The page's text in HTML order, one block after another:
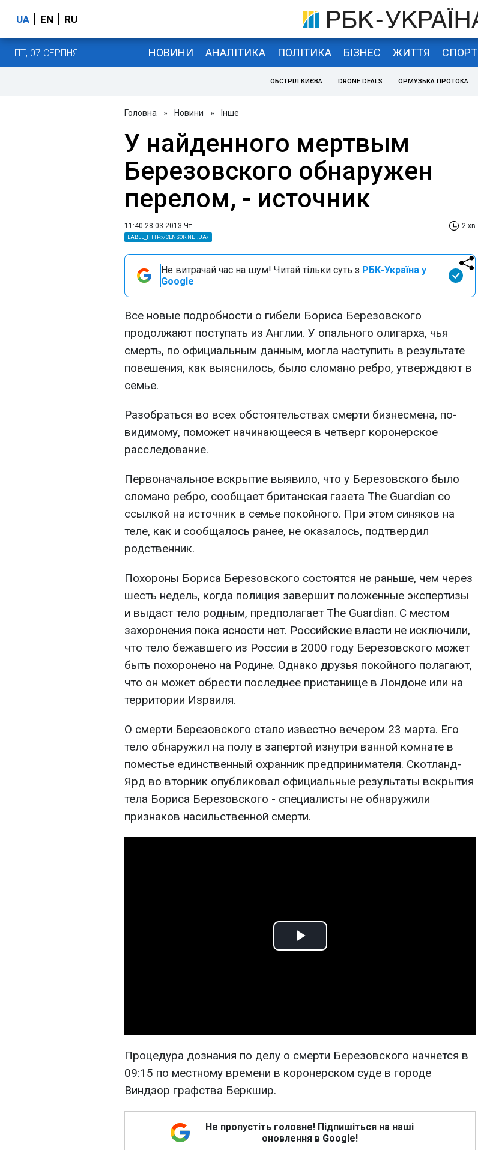
UA EN RU
ПТ, 07 СЕРПНЯ НОВИНИ АНАЛІТИКА ПОЛІТИКА БІЗНЕС ЖИТТЯ СПОРТ
ОБСТРІЛ КИЄВА DRONE DEALS ОРМУЗЬКА ПРОТОКА
Головна » Новини » Інше
У найденного мертвым
Березовского обнаружен
перелом, - источник
11:40 28.03.2013 Чт 2 хв
LABEL_HTTP://CENSOR.NET.UA/
Не витрачай час на шум! Читай тільки суть з РБК-Україна у
Google
Все новые подробности о гибели Бориса Березовского
продолжают поступать из Англии. У опального олигарха, чья
смерть, по официальным данным, могла наступить в результате
повешения, как выяснилось, было сломано ребро, утверждают в
семье.
Разобраться во всех обстоятельствах смерти бизнесмена, по-
видимому, поможет начинающееся в четверг коронерское
расследование.
Первоначальное вскрытие выявило, что у Березовского было
сломано ребро, сообщает британская газета The Guardian со
ссылкой на источник в семье покойного. При этом синяков на
теле, как и сообщалось ранее, не оказалось, подтвердил
родственник.
Похороны Бориса Березовского состоятся не раньше, чем через
шесть недель, когда полиция завершит положенные экспертизы
и выдаст тело родным, предполагает The Guardian. С местом
захоронения пока ясности нет. Российские власти не исключили,
что тело бежавшего из России в 2000 году Березовского может
быть похоронено на Родине. Однако друзья покойного полагают,
что он может обрести последнее пристанище в Лондоне или на
территории Израиля.
О смерти Березовского стало известно вечером 23 марта. Его
тело обнаружил на полу в запертой изнутри ванной комнате в
поместье единственный охранник предпринимателя. Скотланд-
Ярд во вторник опубликовал официальные результаты вскрытия
тела Бориса Березовского - специалисты не обнаружили
признаков насильственной смерти.
Play
Процедура дознания по делу о смерти Березовского начнется в
09:15 по местному времени в коронерском суде в городе
Виндзор графства Беркшир.
Не пропустіть головне! Підпишіться на наші
оновлення в Google!